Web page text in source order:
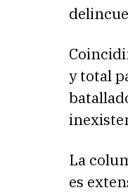
y total
La
es